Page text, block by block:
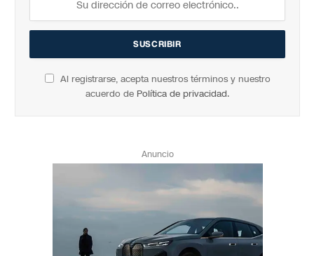
Al registrarse, acepta nuestros términos y nuestro
acuerdo de Política de privacidad.
Anuncio